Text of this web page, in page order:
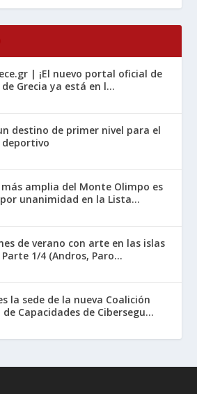
| ¡El nuevo portal oficial de
Grecia ya está en l...
destino de primer nivel para el
más amplia del Monte Olimpo es
unanimidad en la Lista...
de verano con arte en las islas
1/4 (Andros, Paro...
la sede de la nueva Coalición
de Capacidades de Cibersegu...